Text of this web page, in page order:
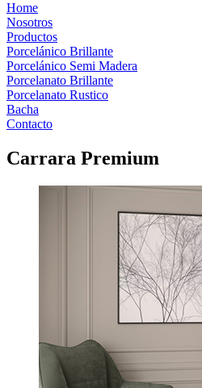
Home
Nosotros
Productos
Porcelánico Brillante
Porcelánico Semi Madera
Porcelanato Brillante
Porcelanato Rustico
Bacha
Contacto
Carrara Premium